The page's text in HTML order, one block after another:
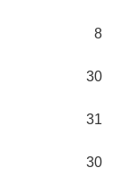
8
30
31
30